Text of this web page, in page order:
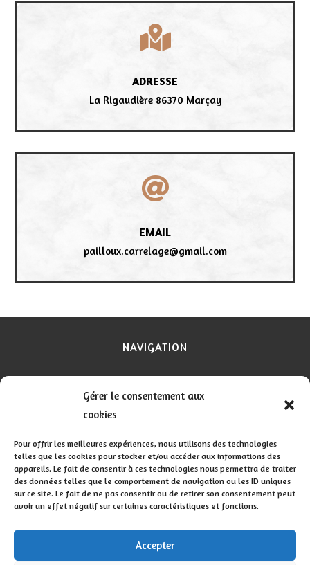
Gérer le consentement aux
cookies
Pour offrir les meilleures expériences, nous utilisons des technologies
telles que les cookies pour stocker et/ou accéder aux informations des
appareils. Le fait de consentir à ces technologies nous permettra de traiter
des données telles que le comportement de navigation ou les ID uniques
sur ce site. Le fait de ne pas consentir ou de retirer son consentement peut
avoir un effet négatif sur certaines caractéristiques et fonctions.
Accepter

ADRESSE
La Rigaudière 86370 Marçay

EMAIL
pailloux.carrelage@gmail.com
NAVIGATION
Contact
RÉALISATION